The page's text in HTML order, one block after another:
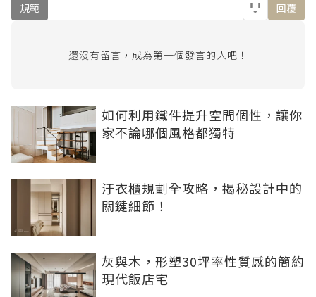
規範 回覆
還沒有留言，成為第一個發言的人吧！
如何利用鐵件提升空間個性，讓你
家不論哪個風格都獨特
汙衣櫃規劃全攻略，揭秘設計中的
關鍵細節！
灰與木，形塑30坪率性質感的簡約
現代飯店宅